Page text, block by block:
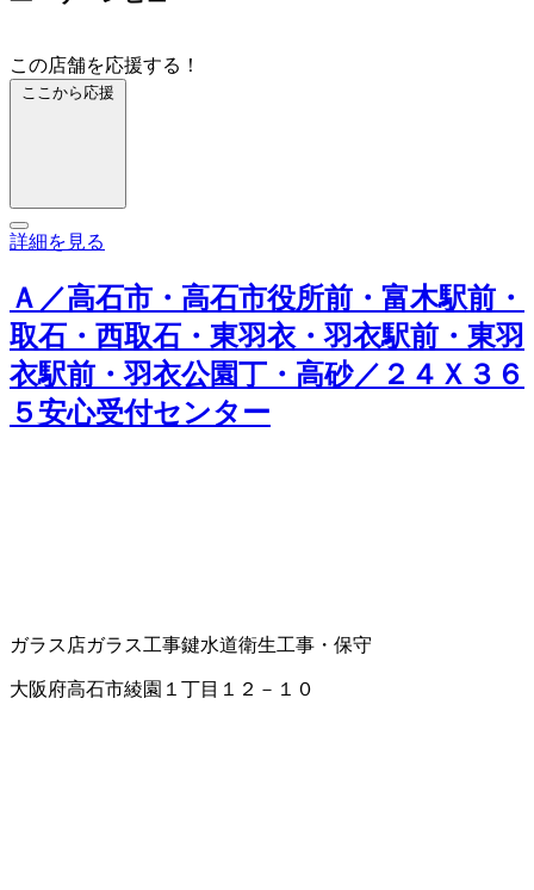
この店舗を応援する！
ここから応援
詳細を見る
Ａ／高石市・高石市役所前・富木駅前・
取石・西取石・東羽衣・羽衣駅前・東羽
衣駅前・羽衣公園丁・高砂／２４Ｘ３６
５安心受付センター
ガラス店ガラス工事鍵水道衛生工事・保守
大阪府高石市綾園１丁目１２－１０